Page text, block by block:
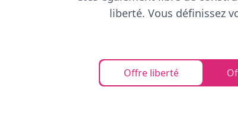
liberté. Vous définissez
Offre liberté